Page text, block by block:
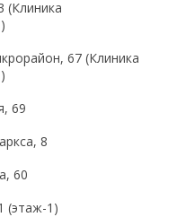
(Клиника
67 (Клиника
69
8
60
(этаж-1)